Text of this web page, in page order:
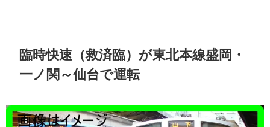
臨時快速（救済臨）が東北本線盛岡・
一ノ関～仙台で運転